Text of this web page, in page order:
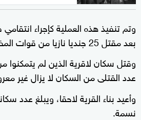
وتم تنفيذ هذه العملية كإجراء
بعد مقتل 25 جنديا نازيا من قوات المظلات والمشاة.
وقتل سكان لاقرية الذين لم يتمكنوا
عدد القتلى من السكان لا يزال غير
وأعيد بناء القرية لاحقا، ويبلغ عدد
نسمة.